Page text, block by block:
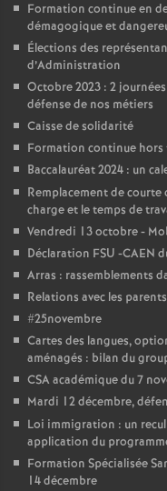
Formation continue en
démagogique et
Élections des
d’Administration
Octobre 2023 : 2
défense de nos métiers
Caisse de solidarité
Formation continue hors
Baccalauréat 2024 : un
Remplacement de
charge et le temps de
Vendredi 13 octobre -
Déclaration FSU -CAEN
Arras : rassemblements
Relations avec les
#25novembre
Cartes des langues,
aménagés : bilan du
CSA académique du 7
Mardi 12 décembre,
Loi immigration : un
application du
Formation Spécialisée
14 décembre